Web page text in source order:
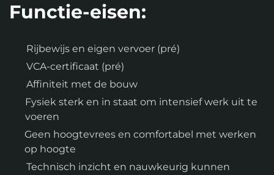
Functie-eisen:
Rijbewijs en eigen vervoer (pré)
VCA-certificaat (pré)
Affiniteit met de bouw
Fysiek sterk en in staat om intensief werk uit te
voeren
Geen hoogtevrees en comfortabel met werken
op hoogte
Technisch inzicht en nauwkeurig kunnen